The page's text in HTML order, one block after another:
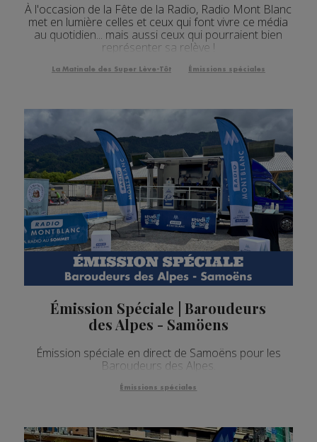
À l'occasion de la Fête de la Radio, Radio Mont Blanc
met en lumière celles et ceux qui font vivre ce média
au quotidien... mais aussi ceux qui pourraient bien
représenter sa relève !
La Matinale des Super Lève-Tôt Émissions spéciales
Émission Spéciale | Baroudeurs
des Alpes - Samöens
Émission spéciale en direct de Samoëns pour les
Baroudeurs des Alpes.
Émissions spéciales